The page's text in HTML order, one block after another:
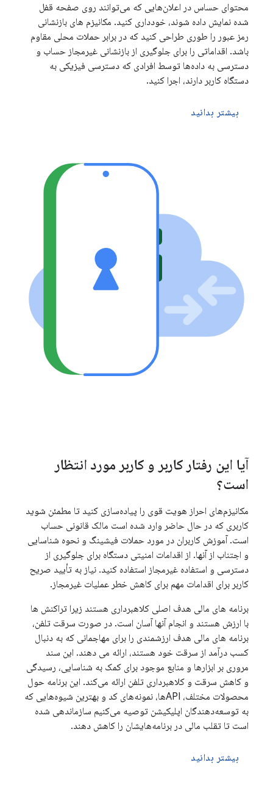
محتوای حساس در اعلان‌هایی که می‌توانند روی صفحه قفل
شده نمایش داده شوند، خودداری کنید. مکانیزم های بازنشانی
رمز عبور را طوری طراحی کنید که در برابر حملات محلی مقاوم
باشد. اقداماتی را برای جلوگیری از بازنشانی غیرمجاز حساب و
دسترسی به داده‌ها توسط افرادی که دسترسی فیزیکی به
دستگاه کاربر دارند، اجرا کنید.
بیشتر بدانید
آیا این رفتار کاربر و کاربر مورد انتظار
است؟
مکانیزم‌های احراز هویت قوی را پیاده‌سازی کنید تا مطمئن شوید
کاربری که در حال حاضر وارد شده است مالک قانونی حساب
است. آموزش کاربران در مورد حملات فیشینگ و نحوه شناسایی
و اجتناب از آنها. از اقدامات امنیتی دستگاه برای جلوگیری از
دسترسی و استفاده غیرمجاز استفاده کنید. نیاز به تأیید صریح
کاربر برای اقدامات مهم برای کاهش خطر عملیات غیرمجاز.
برنامه های مالی هدف اصلی کلاهبرداری هستند زیرا تراکنش ها
با ارزش هستند و انجام آنها آسان است. در صورت سرقت تلفن،
برنامه های مالی هدف ارزشمندی را برای مهاجمانی که به دنبال
کسب درآمد از سرقت خود هستند، ارائه می دهند. این سند
مروری بر ابزارها و منابع موجود برای کمک به شناسایی، رسیدگی
و کاهش سرقت و کلاهبرداری تلفن ارائه می‌کند. این برنامه حول
محصولات مختلف، APIها، نمونه‌های کد و بهترین شیوه‌هایی که
به توسعه‌دهندگان اپلیکیشن توصیه می‌کنیم سازماندهی شده
است تا تقلب مالی در برنامه‌هایشان را کاهش دهند.
بیشتر بدانید